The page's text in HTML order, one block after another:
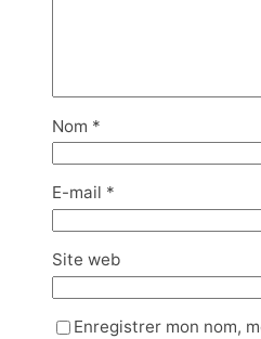
Nom *
E-mail *
Site web
Enregistrer mon nom,